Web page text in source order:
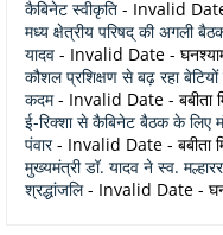
कैबिनेट स्वीकृति - Invalid
मध्य क्षेत्रीय परिषद् की अगली
यादव - Invalid Date -
कौशल प्रशिक्षण से बढ़ रहा
कदम- Invalid Date - बबीता
ई-रिक्शा से कैबिनेट बैठक के लिए
पंवार- Invalid Date - बबीता
मुख्यमंत्री डॉ. यादव ने स्व.
श्रद्धांजलि- Invalid Date -